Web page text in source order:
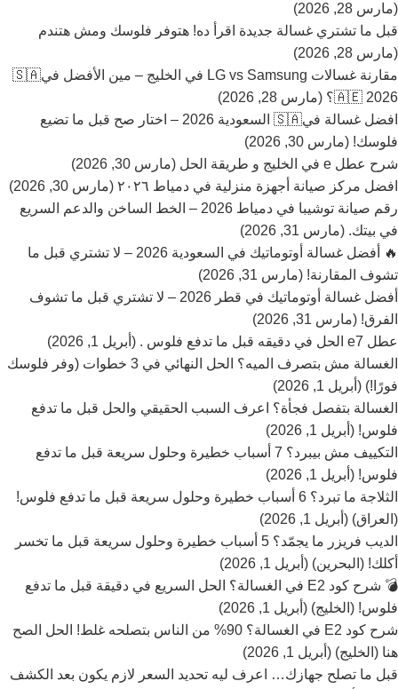
(مارس 28, 2026)
قبل ما تشتري غسالة جديدة اقرأ ده! هتوفر فلوسك ومش هتندم
(مارس 28, 2026)
مقارنة غسالات LG vs Samsung في الخليج – مين الأفضل في🇸🇦
🇦🇪 2026؟ (مارس 28, 2026)
افضل غسالة في🇸🇦 السعودية 2026 – اختار صح قبل ما تضيع
فلوسك! (مارس 30, 2026)
شرح عطل e في الخليج و طريقة الحل (مارس 30, 2026)
افضل مركز صيانة أجهزة منزلية في دمياط ٢٠٢٦ (مارس 30, 2026)
رقم صيانة توشيبا في دمياط 2026 – الخط الساخن والدعم السريع
في بيتك. (مارس 31, 2026)
🔥 أفضل غسالة أوتوماتيك في السعودية 2026 – لا تشتري قبل ما
تشوف المقارنة! (مارس 31, 2026)
أفضل غسالة أوتوماتيك في قطر 2026 – لا تشتري قبل ما تشوف
الفرق! (مارس 31, 2026)
عطل e7 الحل في دقيقه قبل ما تدفع فلوس . (أبريل 1, 2026)
الغسالة مش بتصرف الميه؟ الحل النهائي في 3 خطوات (وفر فلوسك
فورًا!) (أبريل 1, 2026)
الغسالة بتفصل فجأة؟ اعرف السبب الحقيقي والحل قبل ما تدفع
فلوس! (أبريل 1, 2026)
التكييف مش بيبرد؟ 7 أسباب خطيرة وحلول سريعة قبل ما تدفع
فلوس! (أبريل 1, 2026)
الثلاجة ما تبرد؟ 6 أسباب خطيرة وحلول سريعة قبل ما تدفع فلوس!
(العراق) (أبريل 1, 2026)
الديب فريزر ما يجمّد؟ 5 أسباب خطيرة وحلول سريعة قبل ما تخسر
أكلك! (البحرين) (أبريل 1, 2026)
💣 شرح كود E2 في الغسالة؟ الحل السريع في دقيقة قبل ما تدفع
فلوس! (الخليج) (أبريل 1, 2026)
شرح كود E2 في الغسالة؟ 90% من الناس بتصلحه غلط! الحل الصح
هنا (الخليج) (أبريل 1, 2026)
قبل ما تصلح جهازك… اعرف ليه تحديد السعر لازم يكون بعد الكشف